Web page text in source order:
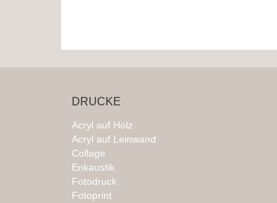
DRUCKE
Acryl auf Holz
Acryl auf Leinwand
Collage
Enkaustik
Fotodruck
Fotoprint